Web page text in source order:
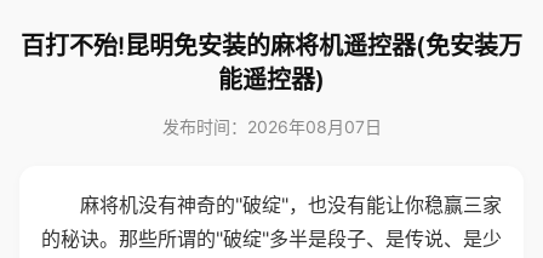
百打不殆!昆明免安装的麻将机遥控器(免安装万
能遥控器)
发布时间：2026年08月07日
麻将机没有神奇的"破绽"，也没有能让你稳赢三家
的秘诀。那些所谓的"破绽"多半是段子、是传说、是少